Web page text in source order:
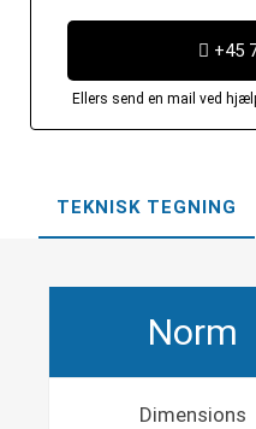
+45
Ellers send en mail ved
TEKNISK TEGNING
Norm
Dimensions